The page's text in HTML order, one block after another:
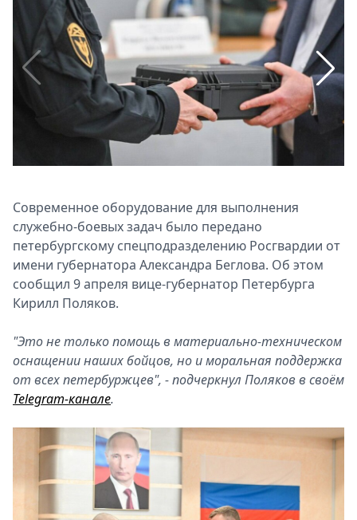
Пресс-
релизы
О
Metro
Стримы
Спецпроекты
Звезды
Выборы
Скачай
Metro
Современное оборудование для выполнения
служебно-боевых задач было передано
петербургскому спецподразделению Росгвардии от
имени губернатора Александра Беглова. Об этом
сообщил 9 апреля вице-губернатор Петербурга
Кирилл Поляков.
"Это не только помощь в материально-техническом
оснащении наших бойцов, но и моральная поддержка
от всех петербуржцев", - подчеркнул Поляков в своём
Telegram-канале.